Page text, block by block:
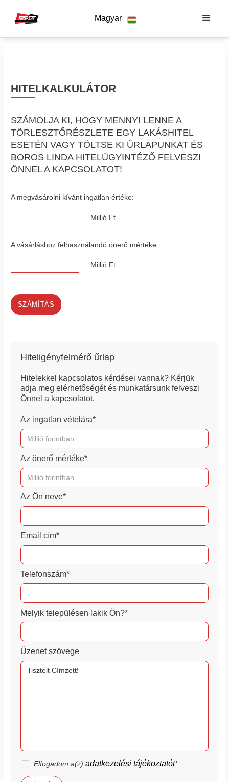
Magyar
HITELKALKULÁTOR
SZÁMOLJA KI, HOGY MENNYI LENNE A
TÖRLESZTŐRÉSZLETE EGY LAKÁSHITEL
ESETÉN VAGY TÖLTSE KI ŰRLAPUNKAT ÉS
BOROS LINDA HITELÜGYINTÉZŐ FELVESZI
ÖNNEL A KAPCSOLATOT!
A megvásárolni kívánt ingatlan értéke:
Millió Ft
A vásárláshoz felhasználandó önerő mértéke:
Millió Ft
SZÁMÍTÁS
Hiteligényfelmérő űrlap
Hitelekkel kapcsolatos kérdései vannak? Kérjük
adja meg elérhetőségét és munkatársunk felveszi
Önnel a kapcsolatot.
Az ingatlan vételára*
Az önerő mértéke*
Az Ön neve*
Email cím*
Telefonszám*
Melyik településen lakik Ön?*
Üzenet szövege
Elfogadom a(z) adatkezelési tájékoztatót*